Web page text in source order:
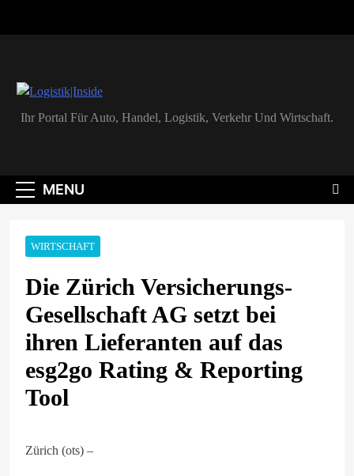
Logistik|Inside
Ihr Portal Für Auto, Handel, Logistik, Verkehr Und Wirtschaft.
MENU
WIRTSCHAFT
Die Zürich Versicherungs-
Gesellschaft AG setzt bei
ihren Lieferanten auf das
esg2go Rating & Reporting
Tool
Zürich (ots) –